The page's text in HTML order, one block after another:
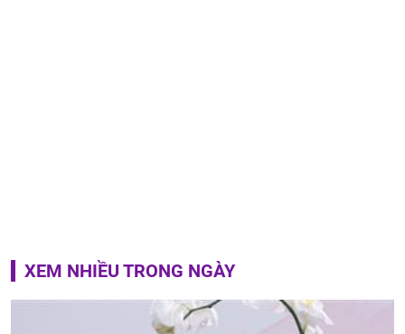
XEM NHIỀU TRONG NGÀY